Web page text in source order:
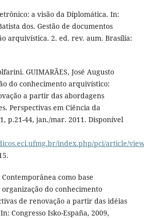
a visão da Diplomática. In:
dos. Gestão de documentos
arquivística. 2. ed. rev. aum. Brasília:
GUIMARÃES, José Augusto
do conhecimento arquivístico:
a partir das abordagens
Perspectivas em Ciência da
p.21-44, jan./mar. 2011. Disponível
index.php/pci/article/
Contemporânea como base
do conhecimento
de renovação a partir das idéias
Congresso Isko-España, 2009,